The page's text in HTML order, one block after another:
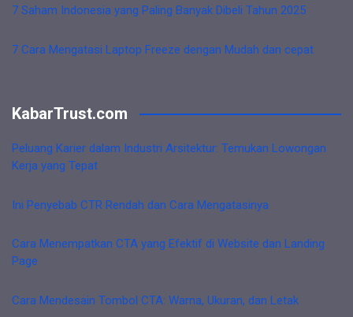
7 Saham Indonesia yang Paling Banyak Dibeli Tahun 2025
7 Cara Mengatasi Laptop Freeze dengan Mudah dan cepat
KabarTrust.com
Peluang Karier dalam Industri Arsitektur: Temukan Lowongan
Kerja yang Tepat
Ini Penyebab CTR Rendah dan Cara Mengatasinya
Cara Menempatkan CTA yang Efektif di Website dan Landing
Page
Cara Mendesain Tombol CTA: Warna, Ukuran, dan Letak